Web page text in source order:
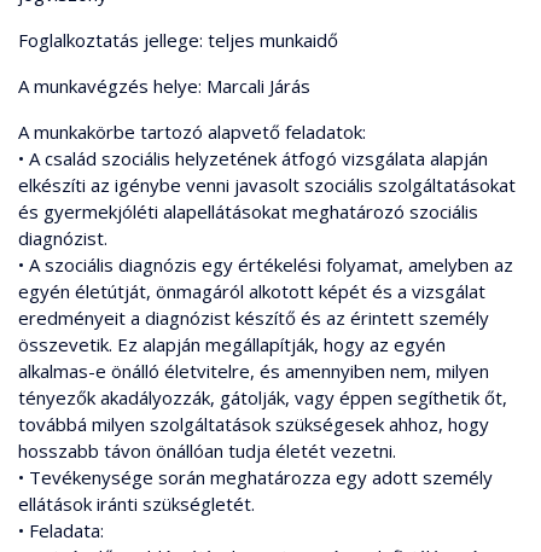
Foglalkoztatás jellege: teljes munkaidő
A munkavégzés helye: Marcali Járás
A munkakörbe tartozó alapvető feladatok:
• A család szociális helyzetének átfogó vizsgálata alapján
elkészíti az igénybe venni javasolt szociális szolgáltatásokat
és gyermekjóléti alapellátásokat meghatározó szociális
diagnózist.
• A szociális diagnózis egy értékelési folyamat, amelyben az
egyén életútját, önmagáról alkotott képét és a vizsgálat
eredményeit a diagnózist készítő és az érintett személy
összevetik. Ez alapján megállapítják, hogy az egyén
alkalmas-e önálló életvitelre, és amennyiben nem, milyen
tényezők akadályozzák, gátolják, vagy éppen segíthetik őt,
továbbá milyen szolgáltatások szükségesek ahhoz, hogy
hosszabb távon önállóan tudja életét vezetni.
• Tevékenysége során meghatározza egy adott személy
ellátások iránti szükségletét.
• Feladata: